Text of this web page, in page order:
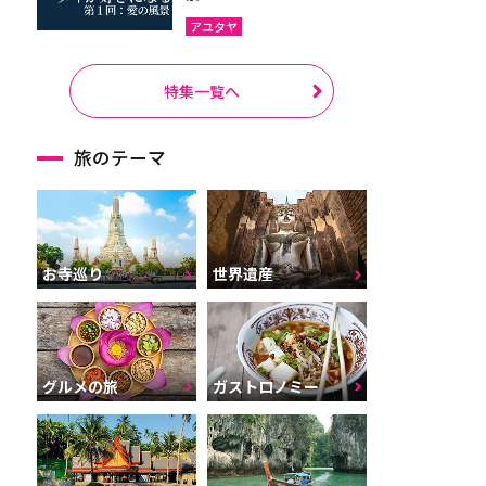
アユタヤ
特集一覧へ
旅のテーマ
お寺巡り 世界遺産
グルメの旅 ガストロノミー